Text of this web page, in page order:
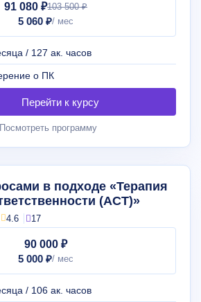
91 080 ₽103 500 ₽
5 060 ₽
/ 127 ак. часов
о ПК
Посмотреть программу
в подходе «Терапия
(ACT)»
4.6 17
90 000 ₽
5 000 ₽
/ 106 ак. часов